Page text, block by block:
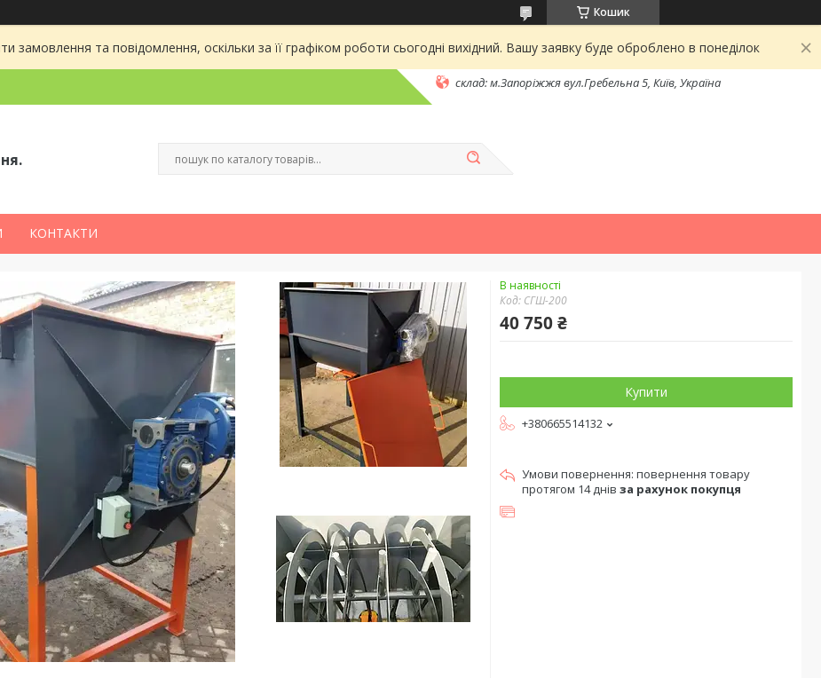
Кошик
та повідомлення, оскільки за її графіком роботи сьогодні вихідний. Вашу заявку буде оброблено в понеділок
склад: м.Запоріжжя вул.Гребельна 5, Київ, Україна
КОНТАКТИ
В наявності
Код: СГШ-200
40 750 ₴
Купити
+380665514132
повернення товару
протягом 14 днів за рахунок покупця